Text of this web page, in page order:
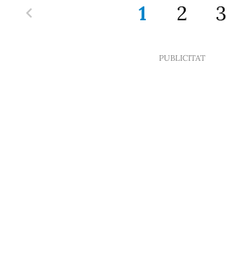
Previ 1 2 3